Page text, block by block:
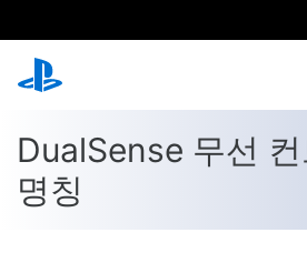
DualSense 무선
명칭